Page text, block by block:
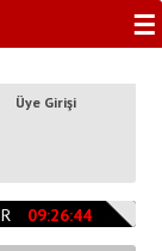
☰
Üye Girişi
09:26:44 Başkan